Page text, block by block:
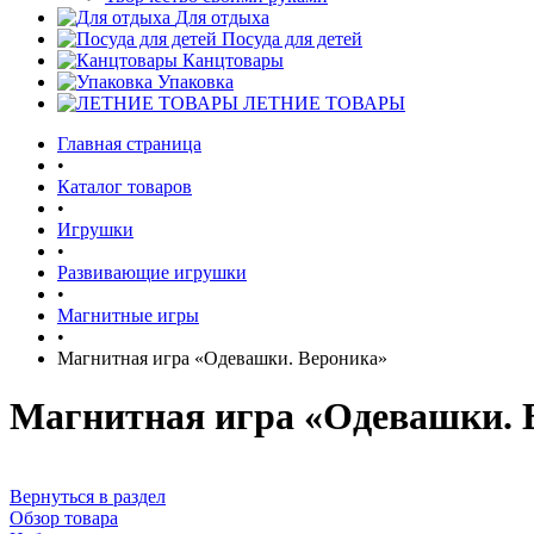
Для отдыха
Посуда для детей
Канцтовары
Упаковка
ЛЕТНИЕ ТОВАРЫ
Главная страница
•
Каталог товаров
•
Игрушки
•
Развивающие игрушки
•
Магнитные игры
•
Магнитная игра «Одевашки. Вероника»
Магнитная игра «Одевашки.
Вернуться в раздел
Обзор товара